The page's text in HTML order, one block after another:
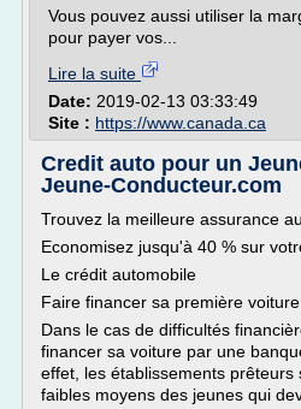
Vous pouvez aussi utiliser la
pour payer vos...
Lire la suite
Date: 2019-02-13 03:33:49
Site : https://www.canada.ca
Credit auto pour un
Jeune-Conducteur.com
Trouvez la meilleure assurance
Economisez jusqu'à 40 % sur
Le crédit automobile
Faire financer sa première
Dans le cas de difficultés
financer sa voiture par une
effet, les établissements prêteurs
faibles moyens des jeunes qui